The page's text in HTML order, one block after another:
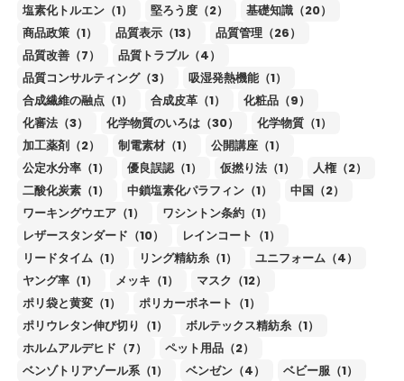
塩素化トルエン（1）
堅ろう度（2）
基礎知識（20）
商品政策（1）
品質表示（13）
品質管理（26）
品質改善（7）
品質トラブル（4）
品質コンサルティング（3）
吸湿発熱機能（1）
合成繊維の融点（1）
合成皮革（1）
化粧品（9）
化審法（3）
化学物質のいろは（30）
化学物質（1）
加工薬剤（2）
制電素材（1）
公開講座（1）
公定水分率（1）
優良誤認（1） 仮撚り法（1）
人権（2）
二酸化炭素（1）
中鎖塩素化パラフィン（1）
中国（2）
ワーキングウエア（1）
ワシントン条約（1）
レザースタンダード（10）
レインコート（1）
リードタイム（1）
リング精紡糸（1）
ユニフォーム（4）
ヤング率（1）
メッキ（1）
マスク（12）
ポリ袋と黄変（1）
ポリカーボネート（1）
ポリウレタン伸び切り（1）
ボルテックス精紡糸（1）
ホルムアルデヒド（7）
ペット用品（2）
ベンゾトリアゾール系（1）
ベンゼン（4） ベビー服（1）